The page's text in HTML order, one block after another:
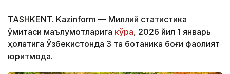
TASHKENT. Kazinform — Миллий статистика
қўмитаси маълумотларига кўра, 2026 йил 1 январь
ҳолатига Ўзбекистонда 3 та ботаника боғи фаолият
юритмоқда.